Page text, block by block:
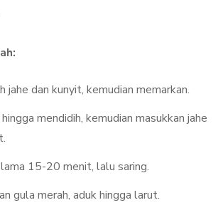
jahe dan kunyit, kemudian memarkan.
mendidih, kemudian masukkan jahe
15-20 menit, lalu saring.
gula merah, aduk hingga larut.